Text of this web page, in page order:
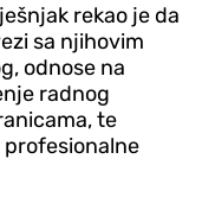
rekao je da
sa njihovim
odnose na
radnog
te